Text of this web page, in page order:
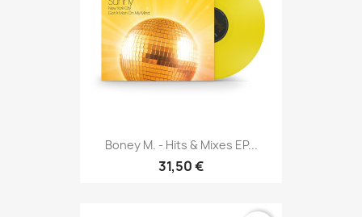
Boney M. - Hits & Mixes EP...
31,50 €